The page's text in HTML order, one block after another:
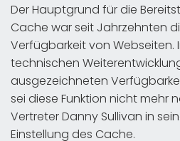
Der Hauptgrund für die
Cache war seit Jahrzehnten
Verfügbarkeit von Webseiten.
technischen
ausgezeichneten
sei diese Funktion nicht mehr
Vertreter Danny Sullivan in
Einstellung des Cache.